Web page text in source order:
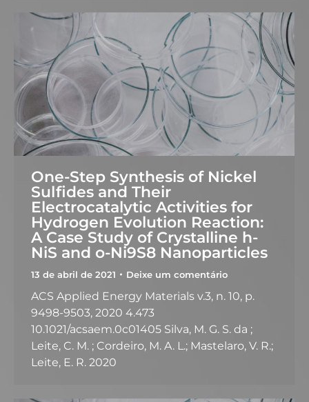
One-Step Synthesis of Nickel
Sulfides and Their
Electrocatalytic Activities for
Hydrogen Evolution Reaction:
A Case Study of Crystalline h-
NiS and o-Ni9S8 Nanoparticles
13 de abril de 2021 Deixe um comentário
ACS Applied Energy Materials v.3, n. 10, p.
9498-9503, 2020 4.473
10.1021/acsaem.0c01405 Silva, M. G. S. da ;
Leite, C. M. ; Cordeiro, M. A. L.; Mastelaro, V. R.;
Leite, E. R. 2020